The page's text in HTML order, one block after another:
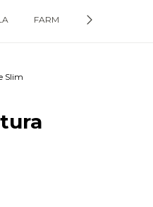
FARM PRESENTES
Slim